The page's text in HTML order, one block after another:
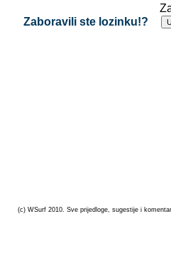
Zaboravili ste lozinku!?
(c) WSurf 2010. Sve prijedloge, sugestije i